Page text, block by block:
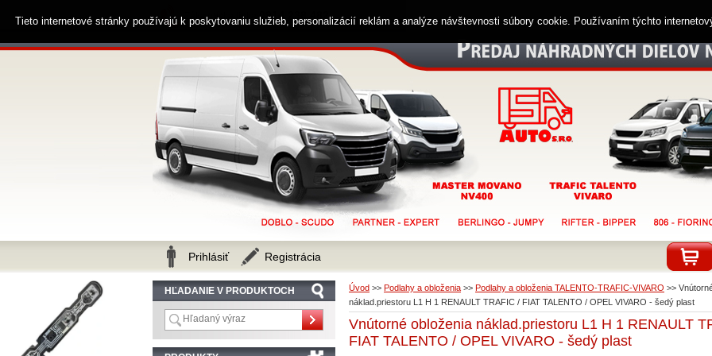
Úvod >> Podlahy a obloženia >> Podlahy a obloženia TALENTO-TRAFIC-VIVARO >>
náklad.priestoru L1 H 1 RENAULT TRAFIC / FIAT TALENTO / OPEL VIVARO - šedý plast
Vnútorné obloženia náklad.priestoru L1 H 1 RENAULT
FIAT TALENTO / OPEL VIVARO - šedý plast
HĽADANIE V PRODUKTOCH
Zákaznícka linka 0914 238 482
Prihlásiť Registrácia
Tieto internetové stránky používajú k poskytovaniu služieb, personalizácií reklám a analýze návštevnosti súbory cookie. Používaním týchto